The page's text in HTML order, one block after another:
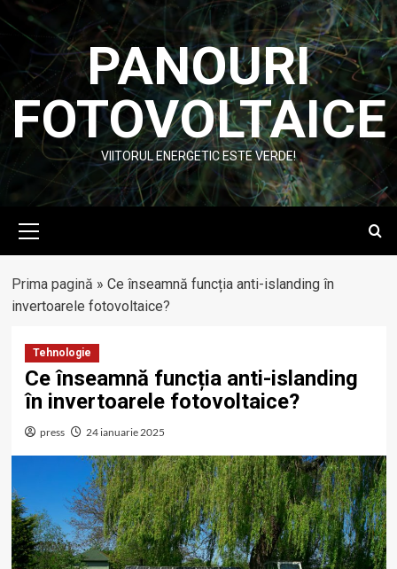
Skip
to
content
PANOURI
FOTOVOLTAICE
VIITORUL ENERGETIC ESTE VERDE!
Menu
Prima pagină » Ce înseamnă funcția anti-islanding în
invertoarele fotovoltaice?
Tehnologie
Ce înseamnă funcția anti-islanding
în invertoarele fotovoltaice?
press 24 ianuarie 2025